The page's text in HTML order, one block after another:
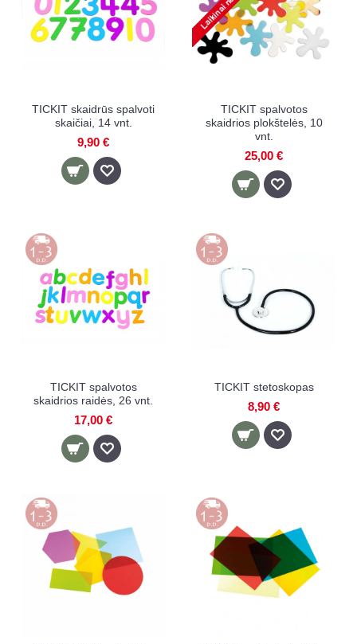
TICKIT skaidrūs spalvoti
skaičiai, 14 vnt.
9,90 €
TICKIT spalvotos
skaidrios plokštelės, 10
vnt.
25,00 €
TICKIT spalvotos
skaidrios raidės, 26 vnt.
17,00 €
TICKIT stetoskopas
8,90 €